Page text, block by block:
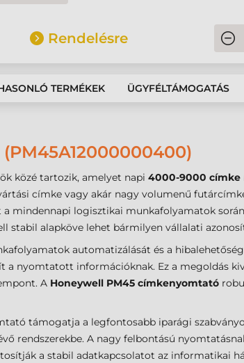
Rendelésre
TERMÉKEK ÜGYFÉLTÁMOGATÁS
(PM45A12000000400)
közé tartozik, amelyet napi 4000-9000 címke
címke vagy akár nagy volumenű
mindennapi logisztikai munkafolyamatok
alapköve lehet bármilyen vállalati
automatizálását és a
nyomtatott információknak. Ez a megoldás
A Honeywell PM45 címkenyomtató
támogatja a legfontosabb iparági
rendszerekbe. A nagy felbontású
a stabil adatkapcsolatot az informatikai